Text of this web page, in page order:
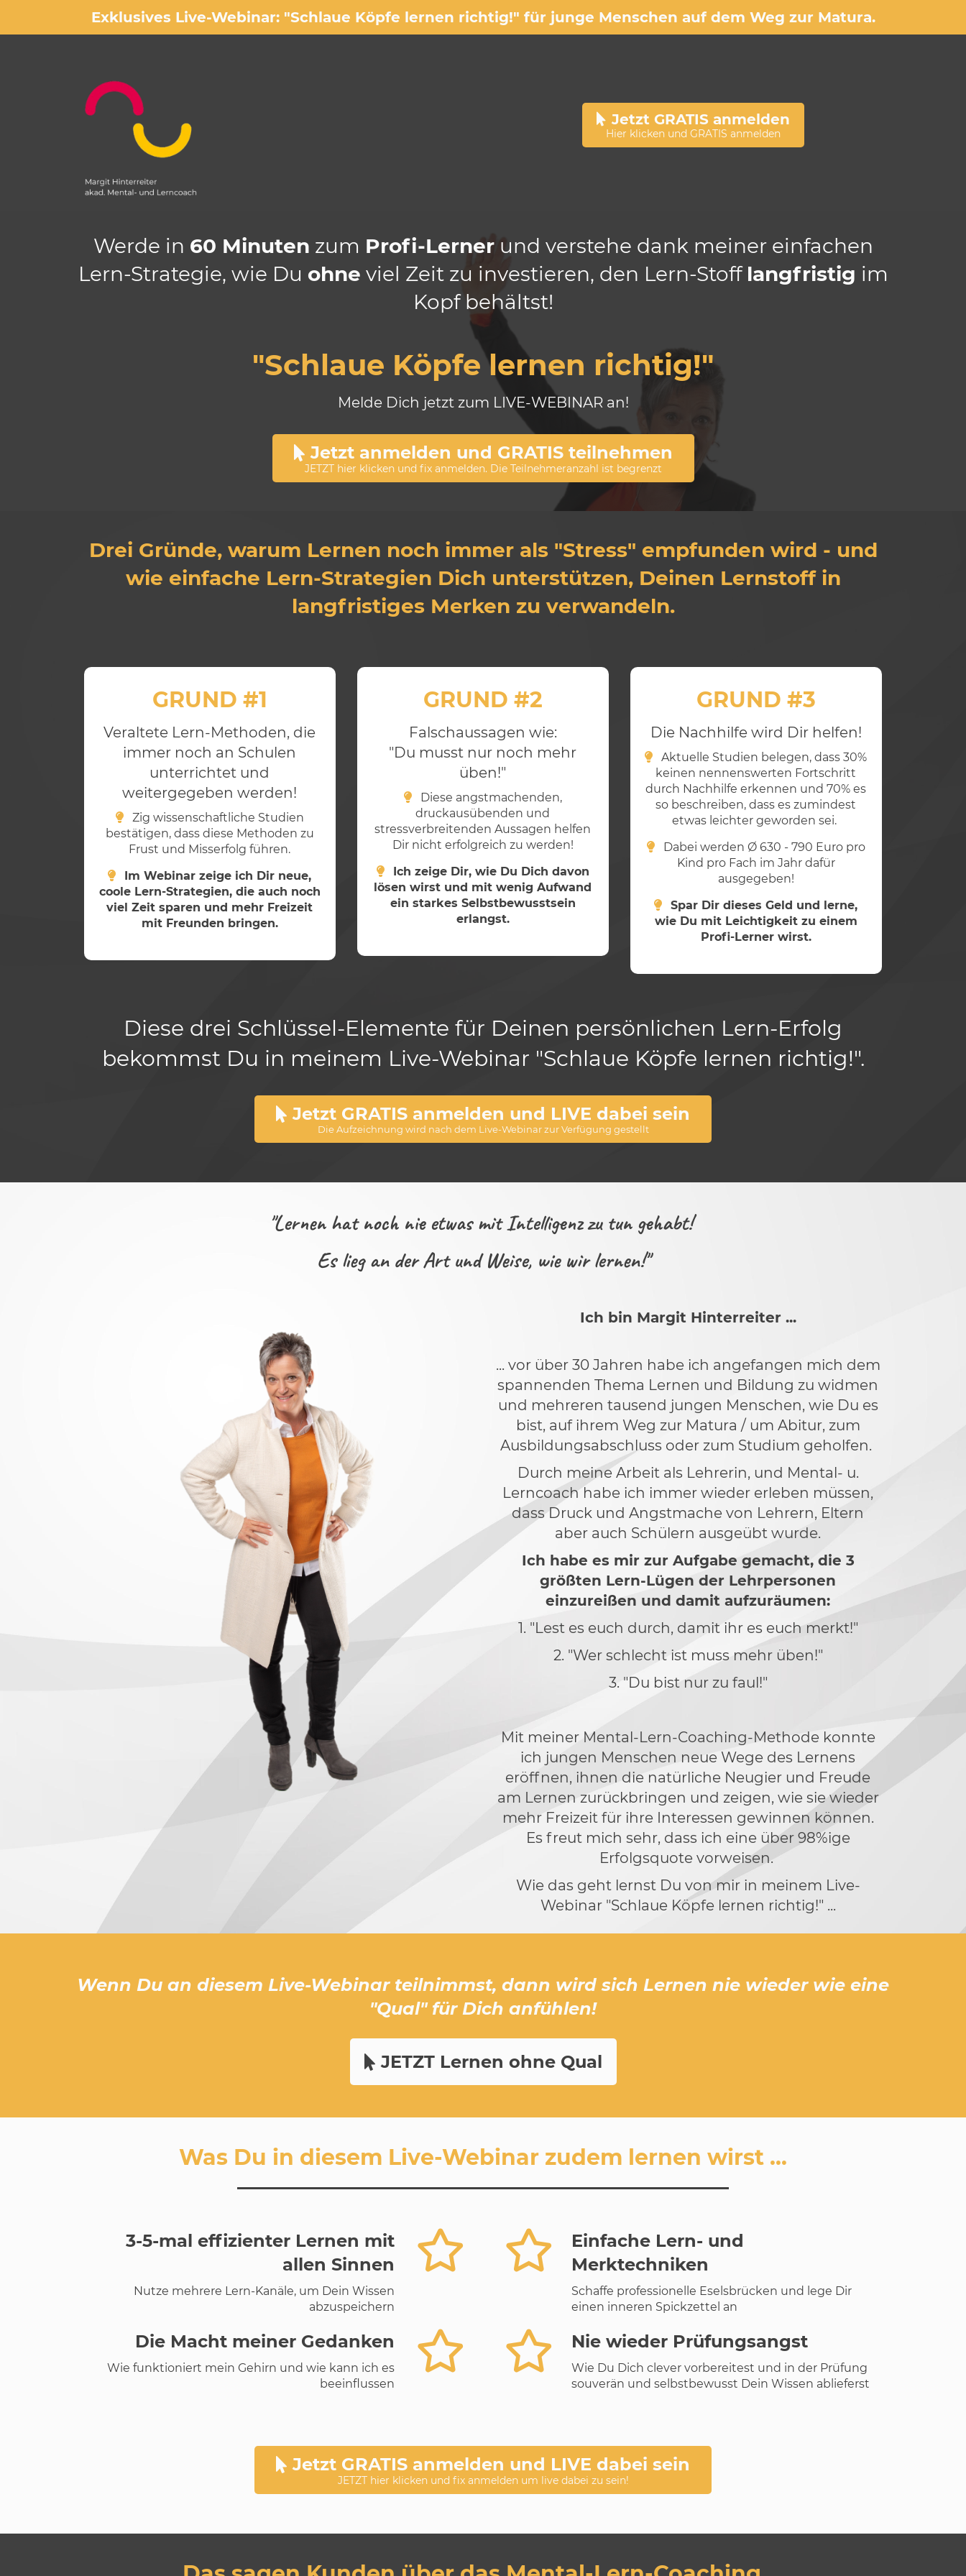
Exklusives Live-Webinar: "Schlaue Köpfe lernen richtig!" für junge Menschen auf dem Weg zur Matura.
Jetzt GRATIS anmelden
Hier klicken und GRATIS anmelden
Werde in 60 Minuten zum Profi-Lernerund verstehe dank meiner einfachen
Lern-Strategie, wie Du ohne viel Zeit zu investieren, den Lern-Stoff langfristig im
Kopf behältst!
"Schlaue Köpfe lernen richtig!"
Melde Dich jetzt zum LIVE-WEBINAR an!
Jetzt anmelden und GRATIS teilnehmen
JETZT hier klicken und fix anmelden. Die Teilnehmeranzahl ist begrenzt
Drei Gründe, warum Lernen noch immer als "Stress" empfunden wird - und
wie einfache Lern-Strategien Dich unterstützen, Deinen Lernstoff in
langfristiges Merken zu verwandeln.
GRUND #1
Veraltete Lern-Methoden, die
immer noch an Schulen
unterrichtet und
weitergegeben werden!
Zig wissenschaftliche Studien
bestätigen, dass diese Methoden zu
Frust und Misserfolg führen.
Im Webinar zeige ich Dir neue,
coole Lern-Strategien, die auch noch
viel Zeit sparen und mehr Freizeit
mit Freunden bringen.
GRUND #2
Falschaussagen wie:
"Du musst nur noch mehr
üben!"
Diese angstmachenden,
druckausübenden und
stressverbreitenden Aussagen helfen
Dir nicht erfolgreich zu werden!
Ich zeige Dir, wie Du Dich davon
lösen wirst und mit wenig Aufwand
ein starkes Selbstbewusstsein
erlangst.
GRUND #3
Die Nachhilfe wird Dir helfen!
Aktuelle Studien belegen, dass 30%
keinen nennenswerten Fortschritt
durch Nachhilfe erkennen und 70% es
so beschreiben, dass es zumindest
etwas leichter geworden sei.
Dabei werden Ø 630 - 790 Euro pro
Kind pro Fach im Jahr dafür
ausgegeben!
Spar Dir dieses Geld und lerne,
wie Du mit Leichtigkeit zu einem
Profi-Lerner wirst.
Diese drei Schlüssel-Elemente für Deinen persönlichen Lern-Erfolg
bekommst Du in meinem Live-Webinar "Schlaue Köpfe lernen richtig!".
Jetzt GRATIS anmelden und LIVE dabei sein
Die Aufzeichnung wird nach dem Live-Webinar zur Verfügung gestellt
"Lernen hat noch nie etwas mit Intelligenz zu tun gehabt!
Es lieg an der Art und Weise, wie wir lernen!"
Ich bin Margit Hinterreiter ...
... vor über 30 Jahren habe ich angefangen mich dem
spannenden Thema Lernen und Bildung zu widmen
und mehreren tausend jungen Menschen, wie Du es
bist, auf ihrem Weg zur Matura / um Abitur, zum
Ausbildungsabschluss oder zum Studium geholfen.
Durch meine Arbeit als Lehrerin, und Mental- u.
Lerncoach habe ich immer wieder erleben müssen,
dass Druck und Angstmache von Lehrern, Eltern
aber auch Schülern ausgeübt wurde.
Ich habe es mir zur Aufgabe gemacht, die 3
größten Lern-Lügen der Lehrpersonen
einzureißen und damit aufzuräumen:
1. "Lest es euch durch, damit ihr es euch merkt!"
2. "Wer schlecht ist muss mehr üben!"
3. "Du bist nur zu faul!"
Mit meiner Mental-Lern-Coaching-Methode konnte
ich jungen Menschen neue Wege des Lernens
eröffnen, ihnen die natürliche Neugier und Freude
am Lernen zurückbringen und zeigen, wie sie wieder
mehr Freizeit für ihre Interessen gewinnen können.
Es freut mich sehr, dass ich eine über 98%ige
Erfolgsquote vorweisen.
Wie das geht lernst Du von mir in meinem Live-
Webinar "Schlaue Köpfe lernen richtig!" ...
Wenn Du an diesem Live-Webinar teilnimmst, dann wird sich Lernen nie wieder wie eine
"Qual" für Dich anfühlen!
JETZT Lernen ohne Qual
Was Du in diesem Live-Webinar zudem lernen wirst ...
3-5-mal effizienter Lernen mit
allen Sinnen
Nutze mehrere Lern-Kanäle, um Dein Wissen
abzuspeichern
Einfache Lern- und
Merktechniken
Schaffe professionelle Eselsbrücken und lege Dir
einen inneren Spickzettel an
Die Macht meiner Gedanken
Wie funktioniert mein Gehirn und wie kann ich es
beeinflussen
Nie wieder Prüfungsangst
Wie Du Dich clever vorbereitest und in der Prüfung
souverän und selbstbewusst Dein Wissen ablieferst
Jetzt GRATIS anmelden und LIVE dabei sein
JETZT hier klicken und fix anmelden um live dabei zu sein!